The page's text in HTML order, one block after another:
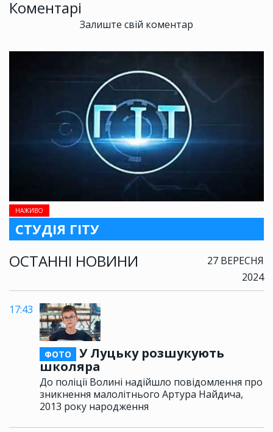
НАЖИВО
СТУДІЯ ГІТУ
ОСТАННІ НОВИНИ
27 ВЕРЕСНЯ
2024
17:43
ФОТО
У Луцьку розшукують
школяра
До поліції Волині надійшло повідомлення про
зникнення малолітнього Артура Найдича,
2013 року народження
Коментарі
Залиште свій коментар